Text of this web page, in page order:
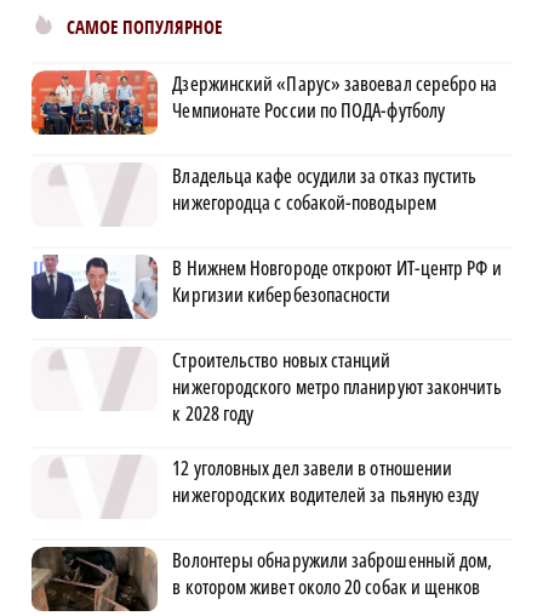
САМОЕ ПОПУЛЯРНОЕ
Дзержинский «Парус» завоевал серебро на
Чемпионате России по ПОДА-футболу
Владельца кафе осудили за отказ пустить
нижегородца с собакой-поводырем
В Нижнем Новгороде откроют ИТ-центр РФ и
Киргизии кибербезопасности
Строительство новых станций
нижегородского метро планируют закончить
к 2028 году
12 уголовных дел завели в отношении
нижегородских водителей за пьяную езду
Волонтеры обнаружили заброшенный дом,
в котором живет около 20 собак и щенков